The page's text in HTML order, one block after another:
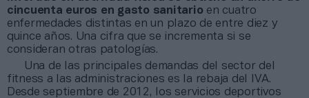
cincuenta euros en gasto sanitario en cuatro
enfermedades distintas en un plazo de entre diez y
quince años. Una cifra que se incrementa si se
consideran otras patologías.
Una de las principales demandas del sector del
fitness a las administraciones es la rebaja del IVA.
Desde septiembre de 2012, los servicios deportivos